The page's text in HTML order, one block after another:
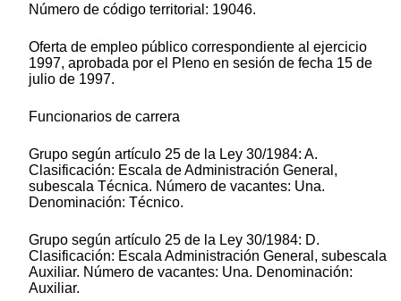
Número de código territorial: 19046.
Oferta de empleo público correspondiente al ejercicio
1997, aprobada por el Pleno en sesión de fecha 15 de
julio de 1997.
Funcionarios de carrera
Grupo según artículo 25 de la Ley 30/1984: A.
Clasificación: Escala de Administración General,
subescala Técnica. Número de vacantes: Una.
Denominación: Técnico.
Grupo según artículo 25 de la Ley 30/1984: D.
Clasificación: Escala Administración General, subescala
Auxiliar. Número de vacantes: Una. Denominación:
Auxiliar.